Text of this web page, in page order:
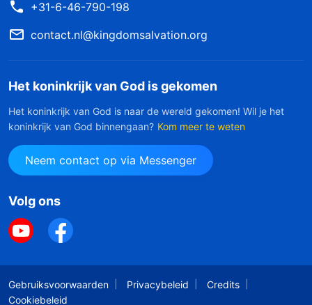
+31-6-46-790-198
contact.nl@kingdomsalvation.org
Het koninkrijk van God is gekomen
Het koninkrijk van God is naar de wereld gekomen! Wil je het
koninkrijk van God binnengaan? Kom meer te weten
Neem contact op via Messenger
Volg ons
Gebruiksvoorwaarden Privacybeleid
Credits
Cookiebeleid